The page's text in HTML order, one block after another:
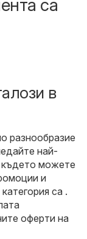
са
в
разнообразие
най-
можете
и
са .
оферти на